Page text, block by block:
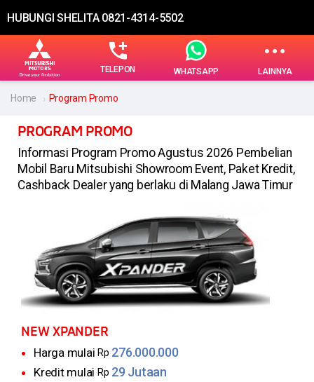
HUBUNGI SHELITA 0821-4314-5502
TELEPON WHATSAPP LAINNYA
Home Program Promo
PROGRAM PROMO
Informasi Program Promo Agustus 2026 Pembelian
Mobil Baru Mitsubishi Showroom Event, Paket Kredit,
Cashback Dealer yang berlaku di Malang Jawa Timur
NEW XPANDER
Harga mulai Rp 276.000.000
Kredit mulai Rp 29 Jutaan